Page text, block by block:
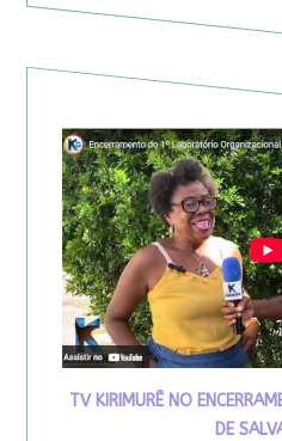
TV KIRIMURÊ NO
DE